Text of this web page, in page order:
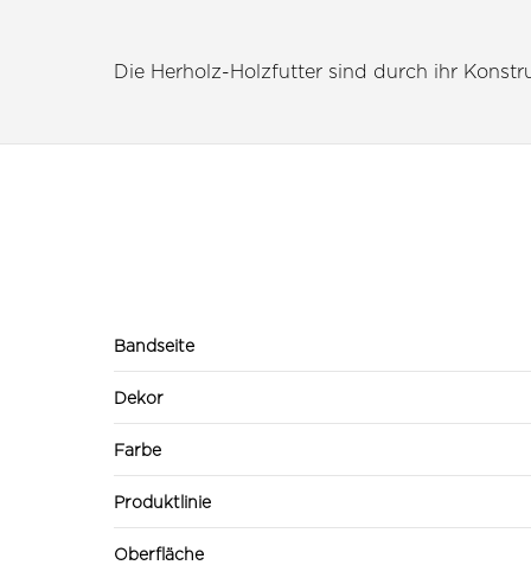
Die Herholz-Holzfutter sind durch ihr
Bandseite
Dekor
Farbe
Produktlinie
Oberfläche